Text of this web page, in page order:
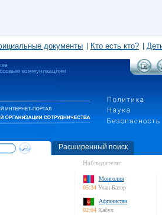
документы Кто есть кто?
коммуникациям
Расширенный поиск
Наблюдатели:
Монголия
05:34 Улан-Батор
Афганистан
02:04 Кабул